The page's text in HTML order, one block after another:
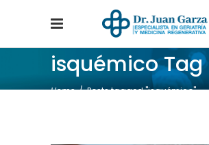
isquémico Tag
Home/Posts tagged "isquémico"